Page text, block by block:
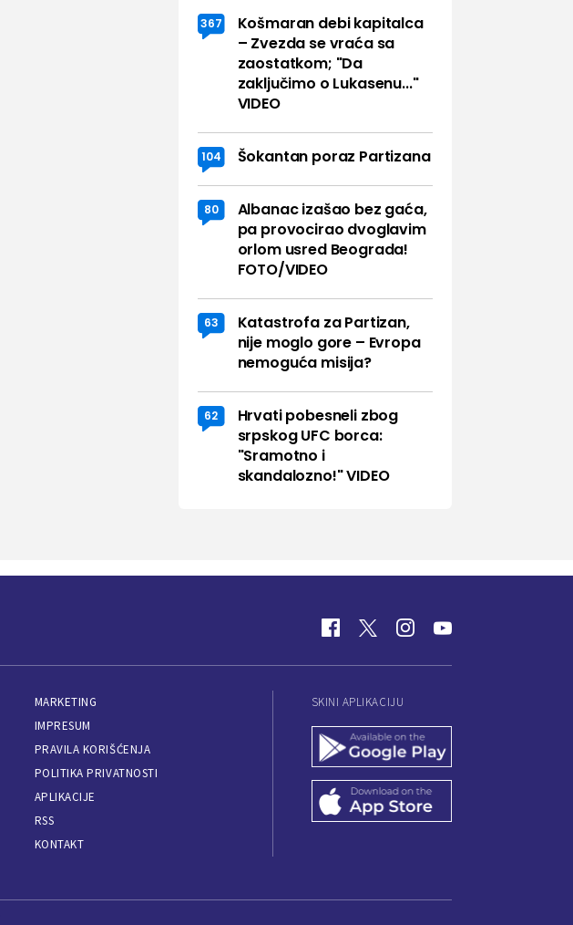
367
Košmaran debi kapitalca
– Zvezda se vraća sa
zaostatkom; "Da
zaključimo o Lukasenu..."
VIDEO
104 Šokantan poraz Partizana
80
Albanac izašao bez gaća,
pa provocirao dvoglavim
orlom usred Beograda!
FOTO/VIDEO
63
Katastrofa za Partizan,
nije moglo gore – Evropa
nemoguća misija?
62
Hrvati pobesneli zbog
srpskog UFC borca:
"Sramotno i
skandalozno!" VIDEO
MARKETING
IMPRESUM
PRAVILA KORIŠĆENJA
POLITIKA PRIVATNOSTI
APLIKACIJE
RSS
KONTAKT
SKINI APLIKACIJU